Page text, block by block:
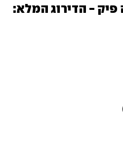
- הדירוג המלא: